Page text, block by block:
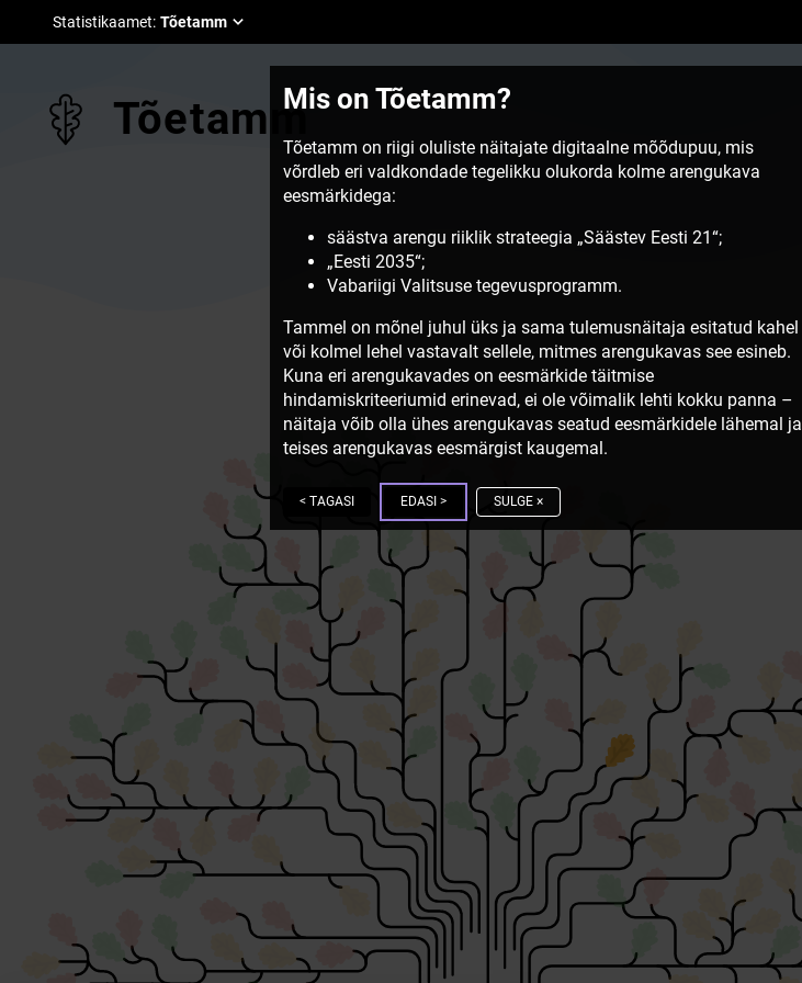
Statistikaamet: Tõetamm
TõetammMis on Tõetamm?
Tõetamm on riigi oluliste näitajate digitaalne mõõdupuu, mis
võrdleb eri valdkondade tegelikku olukorda kolme arengukava
eesmärkidega:
säästva arengu riiklik strateegia „Säästev Eesti 21“;
„Eesti 2035“;
Vabariigi Valitsuse tegevusprogramm.
Tammel on mõnel juhul üks ja sama tulemusnäitaja esitatud kahel
või kolmel lehel vastavalt sellele, mitmes arengukavas see esineb.
Kuna eri arengukavades on eesmärkide täitmise
hindamiskriteeriumid erinevad, ei ole võimalik lehti kokku panna –
näitaja võib olla ühes arengukavas seatud eesmärkidele lähemal ja
teises arengukavas eesmärgist kaugemal.
< TAGASI EDASI > SULGE ×